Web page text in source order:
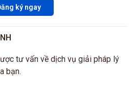
ký ngay
tư vấn về dịch vụ giải pháp lý
bạn.